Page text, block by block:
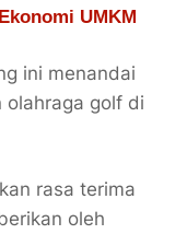
UMKM
ini menandai
olahraga golf di
rasa terima
oleh